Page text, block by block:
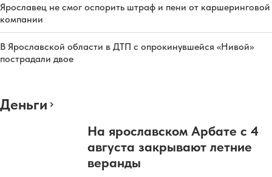
Ярославец не смог оспорить штраф и пени от каршеринговой
компании
В Ярославской области в ДТП с опрокинувшейся «Нивой»
пострадали двое
Деньги
На ярославском Арбате с 4
августа закрывают летние
веранды